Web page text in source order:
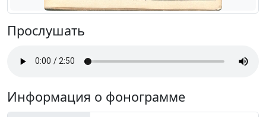
Прослушать
Информация о фонограмме